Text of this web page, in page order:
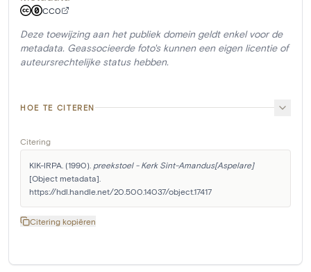
CC0
Deze toewijzing aan het publiek domein geldt enkel voor de
metadata. Geassocieerde foto's kunnen een eigen licentie of
auteursrechtelijke status hebben.
HOE TE CITEREN
Citering
KIK-IRPA. (1990). preekstoel - Kerk Sint-Amandus[Aspelare]
[Object metadata].
https://hdl.handle.net/20.500.14037/object.17417
Citering kopiëren